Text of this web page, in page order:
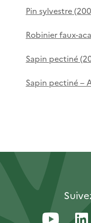
Pin sylvestre
Robinier faux-
Sapin pectiné
Sapin pectiné –